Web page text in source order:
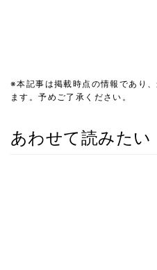
※本記事は掲載時点の情報であり
ます。予めご了承ください。
あわせて読みたい